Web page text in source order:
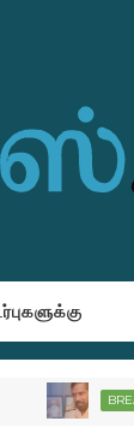
BREAKING-